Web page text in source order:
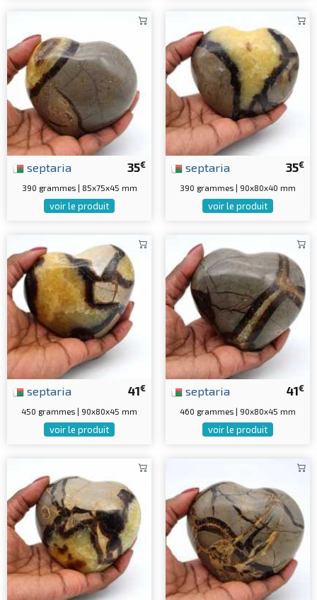
35€
septaria
390 grammes | 85x75x45 mm
voir le produit
35€
septaria
390 grammes | 90x80x40 mm
voir le produit
41€
septaria
450 grammes | 90x80x45 mm
voir le produit
41€
septaria
460 grammes | 90x80x45 mm
voir le produit